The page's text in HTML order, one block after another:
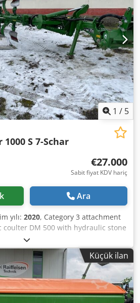
1 / 5
S 7-Schar
€27.000
Sabit fiyat KDV hariç
Ara
yılı: 2020, Category 3 attachment
coulter DM 500 with hydraulic stone
adjustable G1 skim coulter
marking / anti-theft device EC type
– fully-mounted reversible plough –
U Tex Apvof
Küçük ilan